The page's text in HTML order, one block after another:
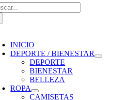
INICIO
DEPORTE / BIENESTAR
DEPORTE
BIENESTAR
BELLEZA
ROPA
CAMISETAS